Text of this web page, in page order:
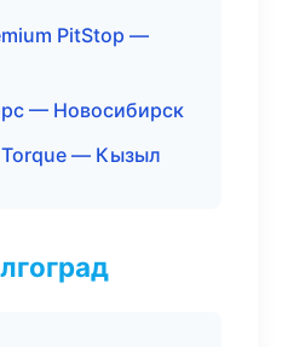
PitStop —
— Новосибирск
— Кызыл